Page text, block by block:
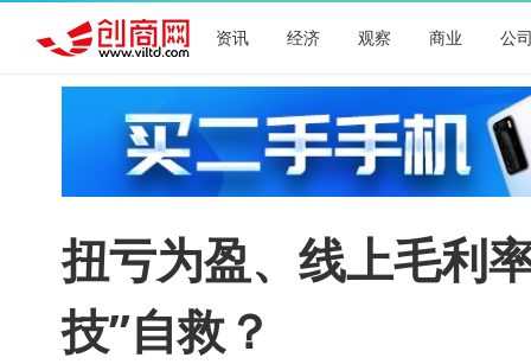
资讯 经济 观察 商业 公
扭亏为盈、线上毛利
技”自救？